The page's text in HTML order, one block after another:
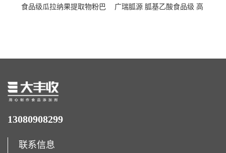
食品级瓜拉纳果提取物粉巴
广瑞胍源 胍基乙酸食品级 高
13080908299
联系信息